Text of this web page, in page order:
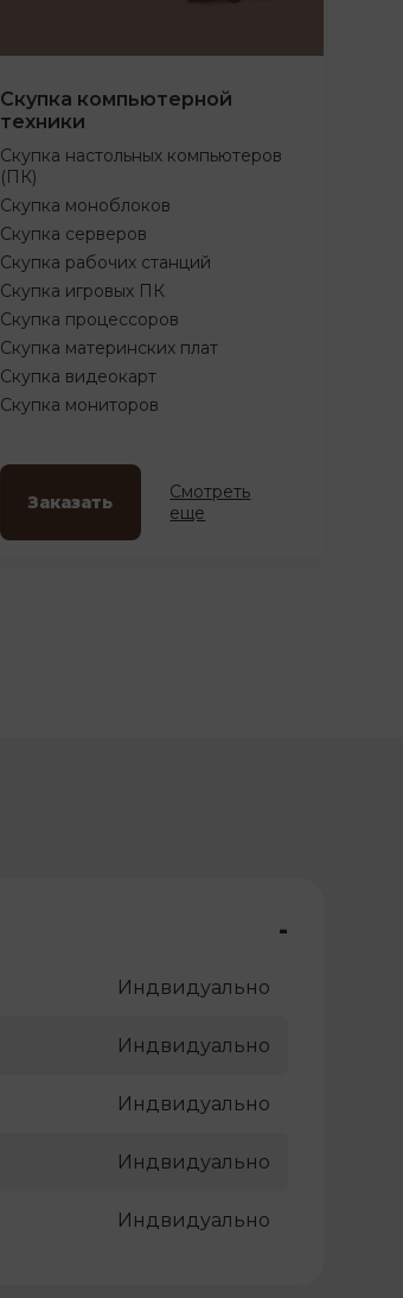
Скупка компьютерной
техники
Скупка настольных компьютеров
(ПК)
Скупка моноблоков
Скупка серверов
Скупка рабочих станций
Скупка игровых ПК
Скупка процессоров
Скупка материнских плат
Скупка видеокарт
Скупка мониторов
Заказать
Смотреть
еще
-
Индвидуально
Индвидуально
Индвидуально
Индвидуально
Индвидуально